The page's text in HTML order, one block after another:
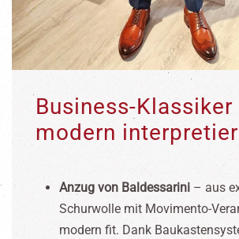
Business-Klassiker
modern
Anzug von Baldessarini – aus
Schurwolle mit Movimento-
modern fit. Dank